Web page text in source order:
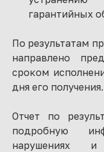
гарантийных
По результатам
направлено
сроком
дня его получения.
Отчет по
подробную
нарушениях